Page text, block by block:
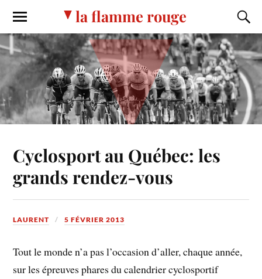
la flamme rouge
Cyclosport au Québec: les
grands rendez-vous
LAURENT 5 FÉVRIER 2013
Tout le monde n’a pas l’occasion d’aller, chaque année,
sur les épreuves phares du calendrier cyclosportif